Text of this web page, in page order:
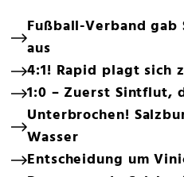
Fußball-Verband gab
aus
4:1! Rapid plagt sich
1:0 – Zuerst Sintflut,
Unterbrochen!
Wasser
Entscheidung um